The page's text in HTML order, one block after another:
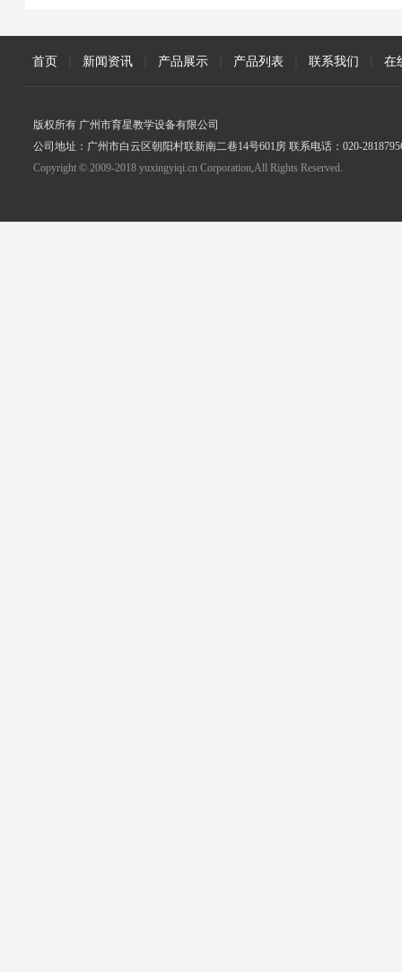
首页 新闻资讯 产品展示 产品列表 联系我们 在
版权所有 广州市育星教学设备有限公司
公司地址：广州市白云区朝阳村联新南二巷14号601房 联系电话：020-
Copyright © 2009-2018 yuxingyiqi.cn Corporation,All Rights Reserved.